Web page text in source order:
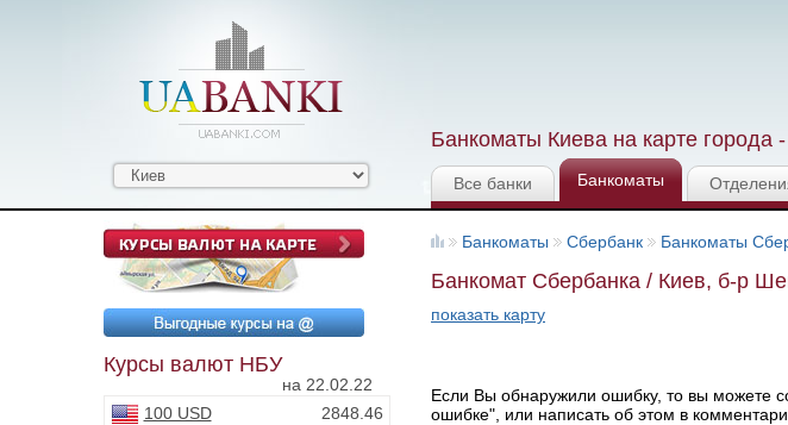
Банкоматы Киева на карте города
Все банки Банкоматы
Курсы валют НБУ
на 22.02.22
100 USD
2848.46
Банкоматы Сбербанк Банкоматы
Банкомат Сбербанка / Киев, б-р
показать карту
Если Вы обнаружили ошибку, то вы можете
ошибке", или написать об этом в